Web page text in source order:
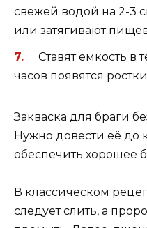
свежей водой на 2-3
или затягивают
Ставят емкость в
часов появятся
Закваска для браги
Нужно довести её до
обеспечить хорошее
В классическом
следует слить, а